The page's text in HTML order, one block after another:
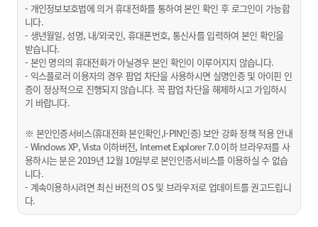
- 개인정보보호법에 의거 휴대전화를 통하여 본인 확인 후 로그인이 가능합
니다.
- 생년월일, 성명, 내/외국인, 휴대폰번호, 통신사를 입력하여 본인 확인을
받습니다.
- 본인 명의의 휴대전화가 아닐경우 본인 확인이 이루어지지 않습니다.
- 익스플로러 이용자의 경우 팝업 차단을 사용하시면 실명인증 및 아이핀 인
증이 정상적으로 진행되지 않습니다. 꼭 팝업 차단을 해제하시고 가입하시
기 바랍니다.
※ 본인인증서비스(휴대전화 본인확인,I-PIN인증) 보안 강화 정책 적용 안내
- Windows XP, Vista 이하버전, Internet Explorer 7.0 이하 브라우저를 사
용하시는 분은 2019년 12월 10일부로 본인인증서비스를 이용하실 수 없습
니다.
- 계속이용하시려면 최신 버전의 OS 및 브라우저로 업데이트를 권고드립니
다.